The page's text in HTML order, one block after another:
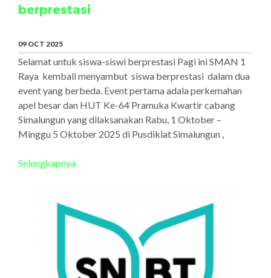
berprestasi
09 OCT 2025
Selamat untuk siswa-siswi berprestasi Pagi ini SMAN 1
Raya kembali menyambut siswa berprestasi dalam dua
event yang berbeda. Event pertama adala perkemahan
apel besar dan HUT Ke-64 Pramuka Kwartir cabang
Simalungun yang dilaksanakan Rabu, 1 Oktober –
Minggu 5 Oktober 2025 di Pusdiklat Simalungun ,
Selengkapnya